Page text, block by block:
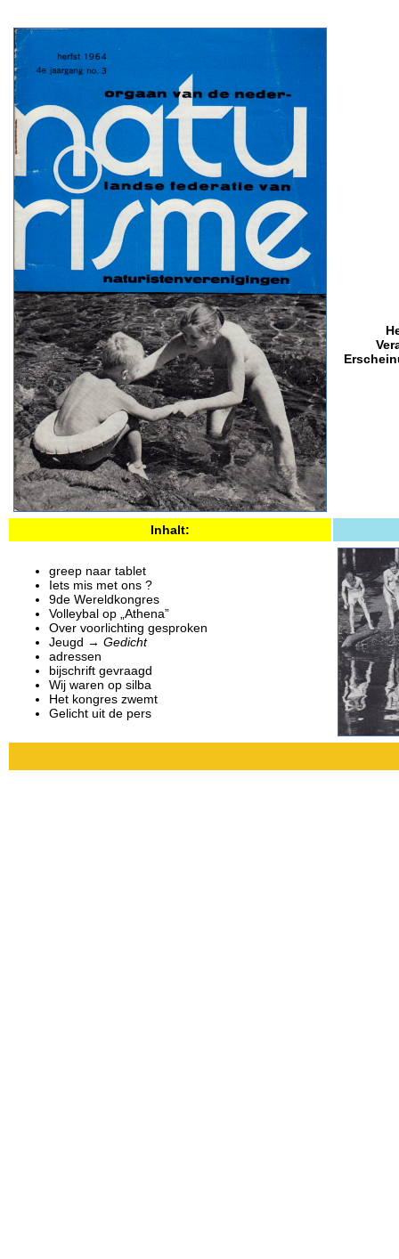
Inhalt:
greep naar tablet
Iets mis met ons ?
9de Wereldkongres
Volleybal op „Athena”
Over voorlichting gesproken
Jeugd → Gedicht
adressen
bijschrift gevraagd
Wij waren op silba
Het kongres zwemt
Gelicht uit de pers